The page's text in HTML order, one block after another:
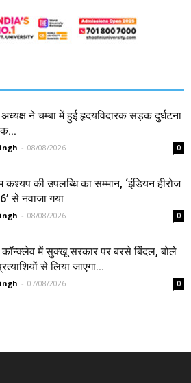
ने चम्बा में हुई हृदयविदारक सड़क दुर्घटना
- 08/08/2026 0
कश्यप की उपलब्धि का सम्मान, ‘इंडियन हीरोज
से नवाजा गया
- 08/08/2026 0
कॉन्क्लेव में सुक्खू सरकार पर बरसे बिंदल, बोले
से लिया जाएगा...
- 07/08/2026 0